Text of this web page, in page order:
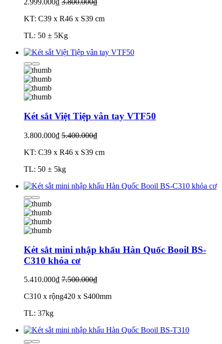
2.999.000₫ 3.800.000₫
KT: C39 x R46 x S39 cm
TL: 50 ± 5Kg
Két sắt Việt Tiệp vân tay VTF50
3.800.000₫ 5.400.000₫
KT: C39 x R46 x S39 cm
TL: 50 ± 5kg
Két sắt mini nhập khẩu Hàn Quốc Booil BS-
C310 khóa cơ
5.410.000₫ 7.500.000₫
C310 x rộng420 x S400mm
TL: 37kg